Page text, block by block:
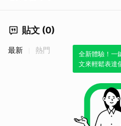
貼文 (0)
全新體驗！一
文來輕鬆表達
最新 熱門